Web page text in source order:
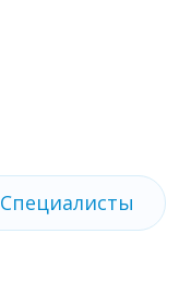
Специалисты